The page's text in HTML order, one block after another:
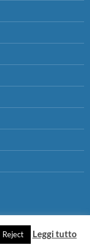
Reject Leggi tutto